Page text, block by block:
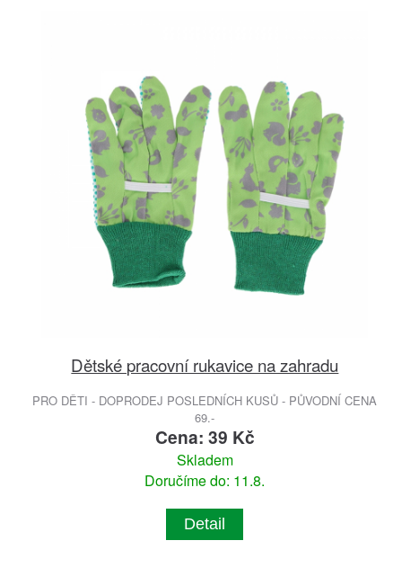
Dětské pracovní rukavice na zahradu
PRO DĚTI - DOPRODEJ POSLEDNÍCH KUSŮ - PŮVODNÍ CENA
69.-
Cena: 39 Kč
Skladem
Doručíme do: 11.8.
Detail